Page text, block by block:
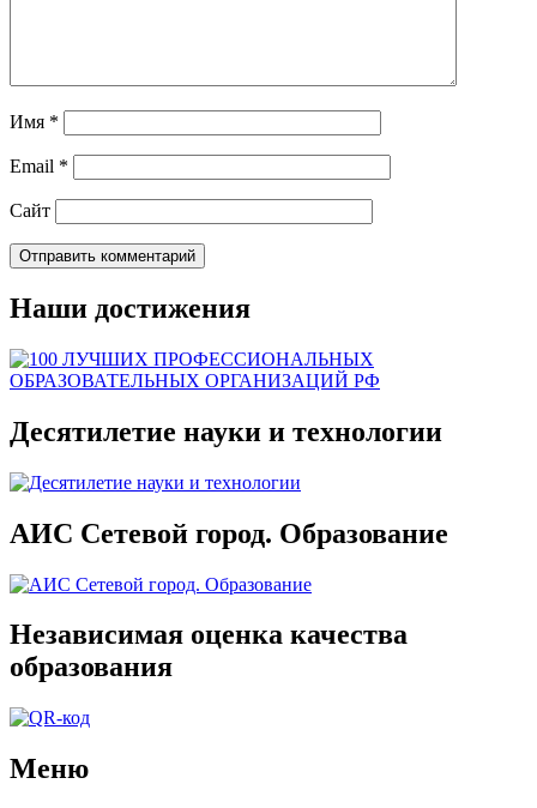
Имя *
Email *
Сайт
Наши достижения
Десятилетие науки и технологии
АИС Сетевой город. Образование
Независимая оценка качества
образования
Меню